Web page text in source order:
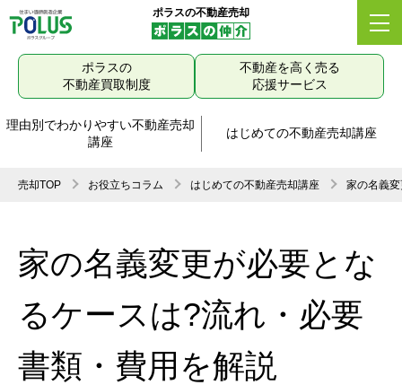
ポラスの不動産売却
ポラスの
不動産買取制度
不動産を高く売る
応援サービス
理由別でわかりやすい不動産売却
講座
はじめての不動産売却講座
売却TOP お役立ちコラム はじめての不動産売却講座 家の名義
家の名義変更が必要とな
るケースは?流れ・必要
書類・費用を解説